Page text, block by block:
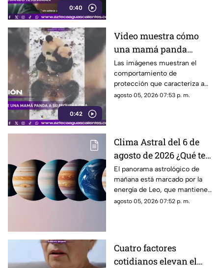
0:40
0:42
Video muestra cómo
una mamá panda
protege a su cría
Las imágenes muestran el
comportamiento de
protección que caracteriza a
las pandas gigantes durante los
agosto 05, 2026 07:53 p. m.
Clima Astral del 6 de
agosto de 2026 ¿Qué te
depara la energía del
día?
El panorama astrológico de
mañana está marcado por la
energía de Leo, que mantiene
el enfoque en la creatividad, la
agosto 05, 2026 07:52 p. m.
Cuatro factores
cotidianos elevan el